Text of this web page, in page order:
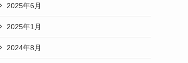
2025年6月
2025年1月
2024年8月